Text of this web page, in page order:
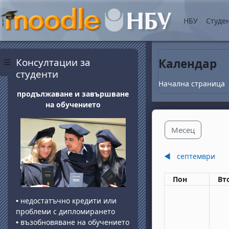
Прескочи на
Страничен панел
НБУ
Календар
Начална страница
Месец
◀︎ септември
Понеделник
Пон
Блокове
Консултации за
студенти
продължаване и завършване
на обучението
• недостатъчно кредити или
проблеми с дипломирането
• възобновяване на обучението